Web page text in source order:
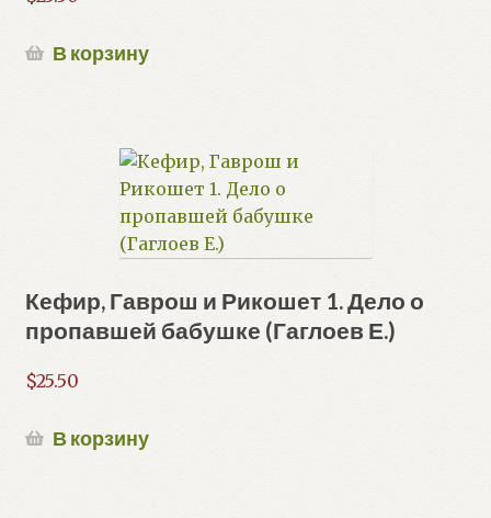
В корзину
Кефир, Гаврош и Рикошет 1. Дело о
пропавшей бабушке (Гаглоев Е.)
$25.50
В корзину